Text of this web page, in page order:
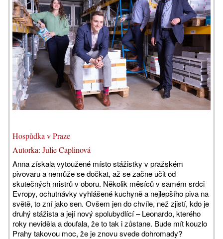
Hospůdka v Praze
Autorka: Julie Caplinová
Anna získala vytoužené místo stážistky v pražském
pivovaru a nemůže se dočkat, až se začne učit od
skutečných mistrů v oboru. Několik měsíců v samém srdci
Evropy, ochutnávky vyhlášené kuchyně a nejlepšího piva na
světě, to zní jako sen. Ovšem jen do chvíle, než zjistí, kdo je
druhý stážista a její nový spolubydlící – Leonardo, kterého
roky neviděla a doufala, že to tak i zůstane. Bude mít kouzlo
Prahy takovou moc, že je znovu svede dohromady?